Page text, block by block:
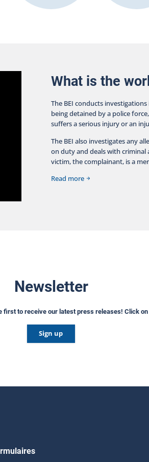
What is the
The BEI conducts
being detained by a police
suffers a serious injury or an
The BEI also investigates any
on duty and deals with criminal
victim, the complainant, is a
Read more
Newsletter
first to receive our latest press releases! Click
Sign up